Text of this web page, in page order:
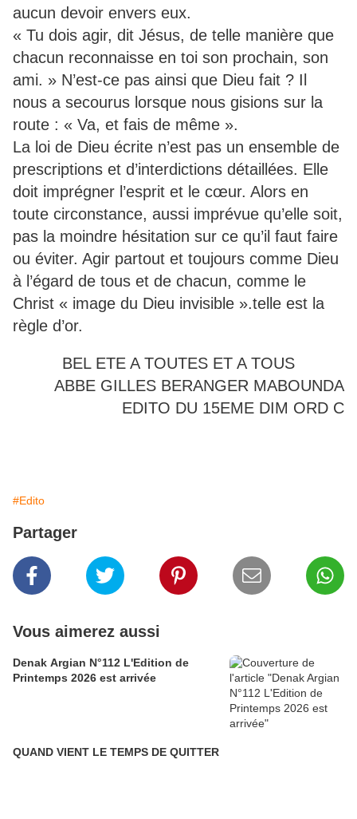
aucun devoir envers eux.
« Tu dois agir, dit Jésus, de telle manière que
chacun reconnaisse en toi son prochain, son
ami. » N’est-ce pas ainsi que Dieu fait ? Il
nous a secourus lorsque nous gisions sur la
route : « Va, et fais de même ».
La loi de Dieu écrite n’est pas un ensemble de
prescriptions et d’interdictions détaillées. Elle
doit imprégner l’esprit et le cœur. Alors en
toute circonstance, aussi imprévue qu’elle soit,
pas la moindre hésitation sur ce qu’il faut faire
ou éviter. Agir partout et toujours comme Dieu
à l’égard de tous et de chacun, comme le
Christ « image du Dieu invisible ».telle est la
règle d’or.
BEL ETE A TOUTES ET A TOUS
ABBE GILLES BERANGER MABOUNDA
EDITO DU 15EME DIM ORD C
#Edito
Partager
Vous aimerez aussi
Denak Argian N°112 L'Edition de
Printemps 2026 est arrivée
QUAND VIENT LE TEMPS DE QUITTER